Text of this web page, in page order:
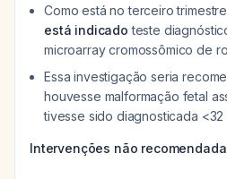
Como está no terceiro
está indicado teste
microarray cromossômico de
Essa investigação seria
houvesse malformação fetal
tivesse sido diagnosticada <32
Intervenções não